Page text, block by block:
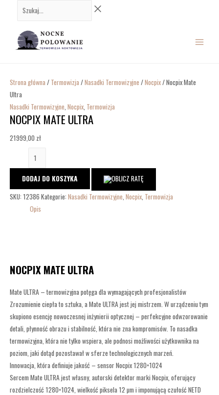
Szukaj...
MENU
Strona główna/ Termowizja/Nasadki Termowizyjne /Nocpix/ Nocpix Mate
Ultra
Nasadki Termowizyjne, Nocpix, Termowizja
NOCPIX MATE ULTRA
21999,00 zł
Ultra
DODAJ DO KOSZYKA
SKU: 12386 Kategorie: Nasadki Termowizyjne, Nocpix, Termowizja
Opis
NOCPIX MATE ULTRA
Mate ULTRA – termowizyjna potęga dla wymagających profesjonalistów
Zrozumienie ciepła to sztuka, a Mate ULTRA jest jej mistrzem. W urządzeniu tym
skupiono esencję nowoczesnej inżynierii optycznej – perfekcyjne odwzorowanie
detali, płynność obrazu i stabilność, która nie zna kompromisów. To nasadka
termowizyjna, która nie tylko wspiera, ale podnosi możliwości użytkownika na
poziom, jaki dotąd pozostawał w sferze technologicznych marzeń.
Innowacja, która definiuje jakość – sensor Nocpix 1280×1024
Sercem Mate ULTRA jest własny, autorski detektor marki Nocpix, oferujący
rozdzielczość 1280×1024, wielkość piksela 12 µm i imponującą czułość NETD